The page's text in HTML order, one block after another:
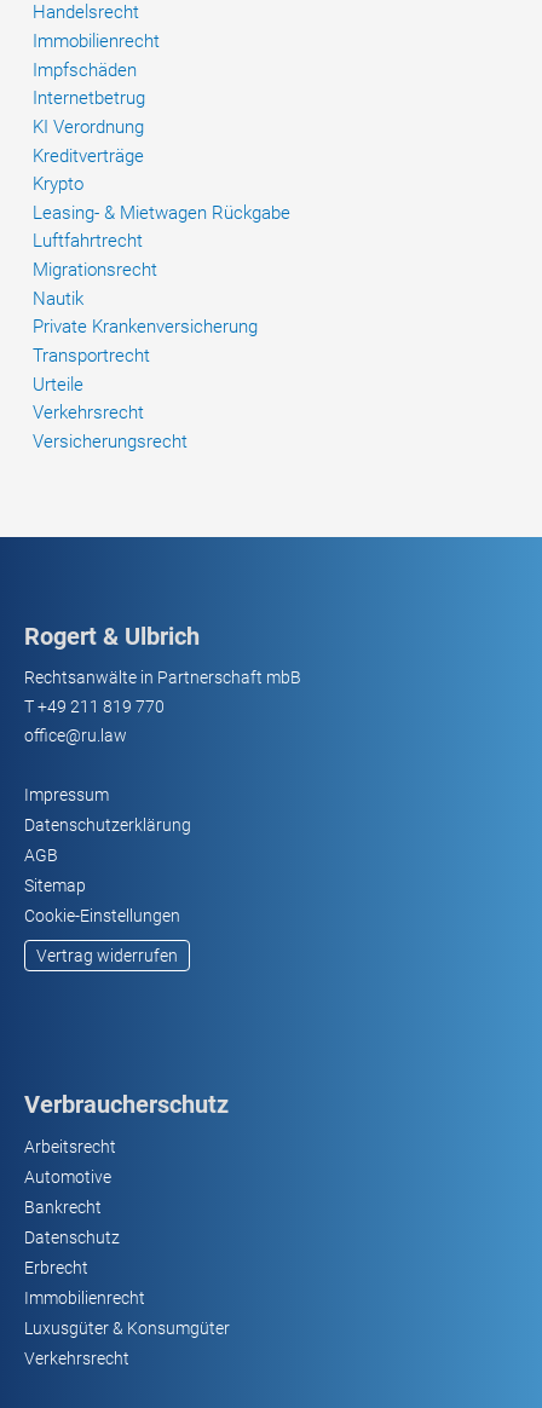
Handelsrecht
Immobilienrecht
Impfschäden
Internetbetrug
KI Verordnung
Kreditverträge
Krypto
Leasing- & Mietwagen Rückgabe
Luftfahrtrecht
Migrationsrecht
Nautik
Private Krankenversicherung
Transportrecht
Urteile
Verkehrsrecht
Versicherungsrecht
Rogert & Ulbrich
Rechtsanwälte in Partnerschaft mbB
T+49 211 819 770
office@ru.law
Impressum
Datenschutzerklärung
AGB
Sitemap
Cookie-Einstellungen
Vertrag widerrufen
Verbraucherschutz
Arbeitsrecht
Automotive
Bankrecht
Datenschutz
Erbrecht
Immobilienrecht
Luxusgüter & Konsumgüter
Verkehrsrecht